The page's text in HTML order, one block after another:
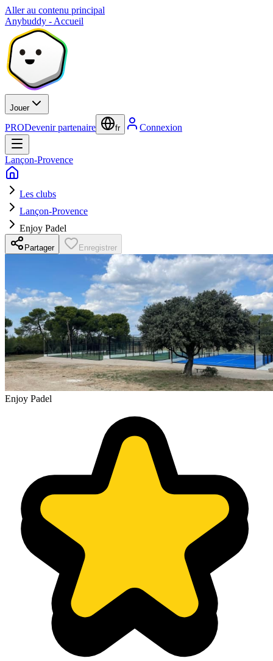
Aller au contenu principal
Anybuddy - Accueil
Jouer
PRODevenir partenaire fr Connexion
Lançon-Provence
Les clubs
Lançon-Provence
Enjoy Padel
Partager Enregistrer
Enjoy Padel